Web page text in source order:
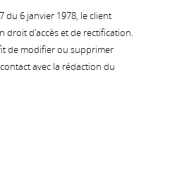
du 6 janvier 1978, le client
droit d'accès et de rectification.
de modifier ou supprimer
avec la rédaction du